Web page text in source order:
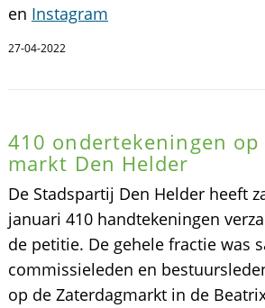
en Instagram
27-04-2022
410 ondertekeningen op
markt Den Helder
De Stadspartij Den Helder heeft
januari 410 handtekeningen
de petitie. De gehele fractie was
commissieleden en
op de Zaterdagmarkt in de